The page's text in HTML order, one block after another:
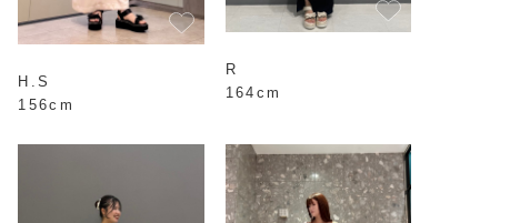
H.S
156cm
R
164cm